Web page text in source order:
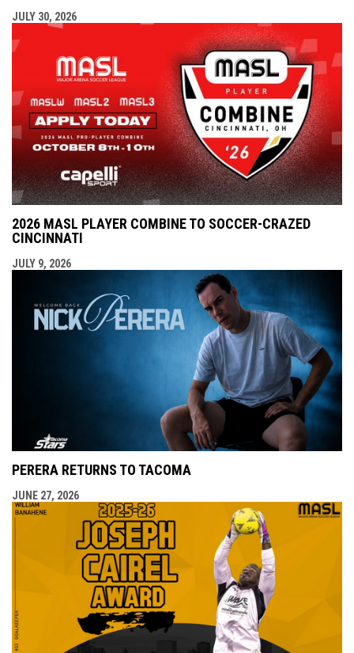
JULY 30, 2026
2026 MASL PLAYER COMBINE TO SOCCER-CRAZED
CINCINNATI
JULY 9, 2026
PERERA RETURNS TO TACOMA
JUNE 27, 2026